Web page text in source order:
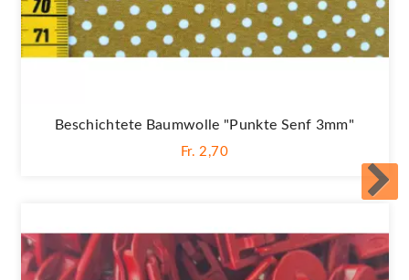
Beschichtete Baumwolle "Punkte Senf 3mm"
Fr. 2,70